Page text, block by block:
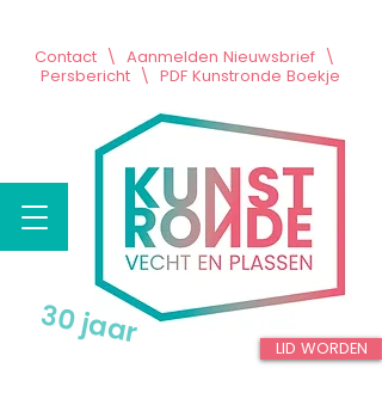
Contact \ Aanmelden Nieuwsbrief \
Persbericht \ PDF Kunstronde Boekje
LID WORDEN
30 jaar